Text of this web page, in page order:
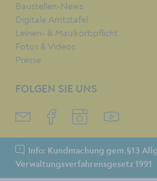
Baustellen-News
Digitale Amtstafel
Leinen- & Maulkorbpflicht
Fotos & Videos
Presse
FOLGEN SIE UNS
Info: Kundmachung gem.§13
Verwaltungsverfahrensgesetz 1991